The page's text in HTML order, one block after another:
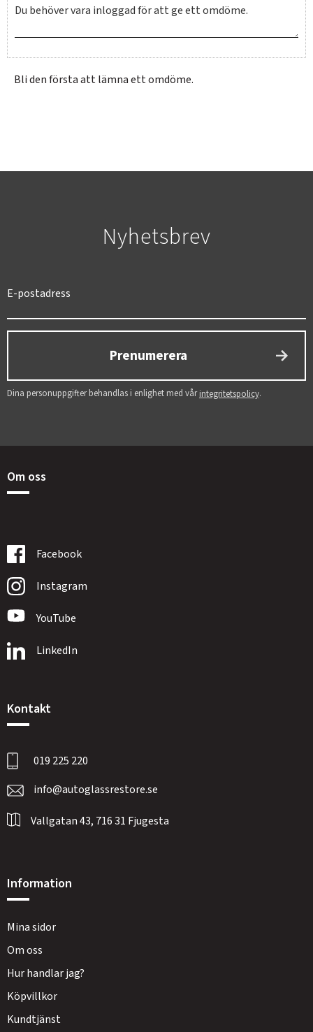
Bli den första att lämna ett omdöme.
Nyhetsbrev
Prenumerera
Dina personuppgifter behandlas i enlighet med vårintegritetspolicy.
Om oss
Facebook
Instagram
YouTube
LinkedIn
Kontakt
019 225 220
info@autoglassrestore.se
Vallgatan 43, 716 31 Fjugesta
Information
Mina sidor
Om oss
Hur handlar jag?
Köpvillkor
Kundtjänst